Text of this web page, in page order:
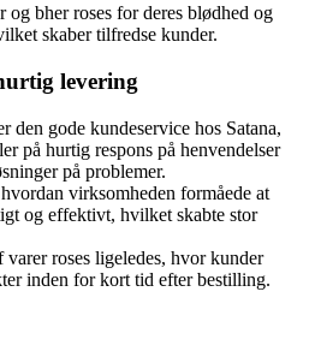
og bher roses for deres blødhed og
skaber tilfredse kunder.
levering
den gode kundeservice hos Satana,
på hurtig respons på henvendelser
på problemer.
virksomheden formåede at
og effektivt, hvilket skabte stor
roses ligeledes, hvor kunder
inden for kort tid efter bestilling.